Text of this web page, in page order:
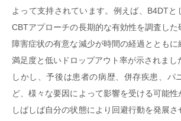
よって支持されています。例えば、B4DTと
CBTアプローチの長期的な有効性を調査した
障害症状の有意な減少が時間の経過ととも
満足度と低いドロップアウト率が示されまし
しかし、予後は患者の病歴、併存疾患、パ
ど、様々な要因によって影響を受ける可能
しばしば自分の状態により回避行動を発展